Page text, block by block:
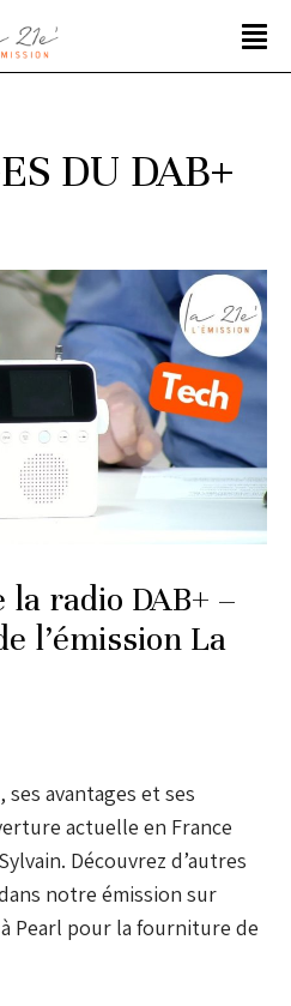
DU DAB+
radio DAB+ –
l’émission La
ses avantages et ses
actuelle en France
Découvrez d’autres
notre émission sur
Pearl pour la fourniture de